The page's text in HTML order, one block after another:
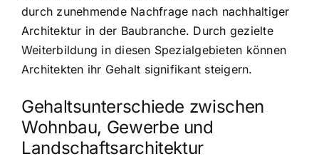
durch zunehmende Nachfrage nach nachhaltiger
Architektur in der Baubranche. Durch gezielte
Weiterbildung in diesen Spezialgebieten können
Architekten ihr Gehalt signifikant steigern.
Gehaltsunterschiede zwischen
Wohnbau, Gewerbe und
Landschaftsarchitektur